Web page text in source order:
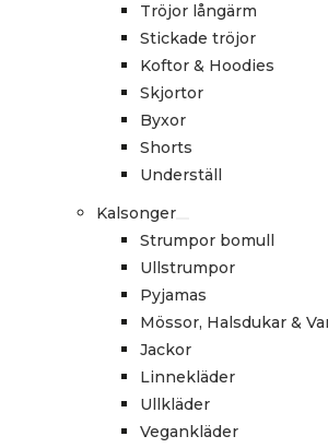
Tröjor långärm
Stickade tröjor
Koftor & Hoodies
Skjortor
Byxor
Shorts
Underställ
Kalsonger
Strumpor bomull
Ullstrumpor
Pyjamas
Mössor, Halsdukar &
Jackor
Linnekläder
Ullkläder
Vegankläder